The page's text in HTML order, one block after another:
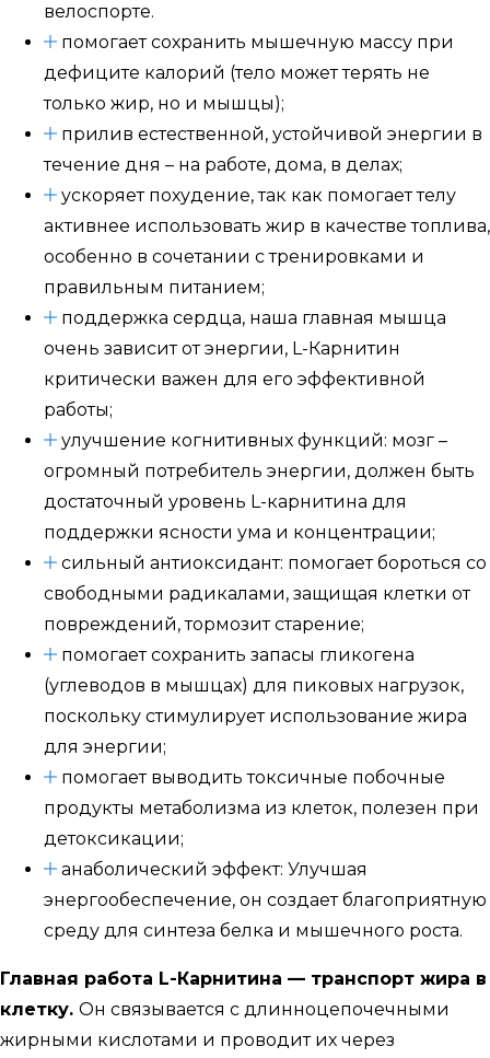
велоспорте.
помогает сохранить мышечную массу при
дефиците калорий (тело может терять не
только жир, но и мышцы);
прилив естественной, устойчивой энергии в
течение дня – на работе, дома, в делах;
ускоряет похудение, так как помогает телу
активнее использовать жир в качестве топлива,
особенно в сочетании с тренировками и
правильным питанием;
поддержка сердца, наша главная мышца
очень зависит от энергии, L-Карнитин
критически важен для его эффективной
работы;
улучшение когнитивных функций: мозг –
огромный потребитель энергии, должен быть
достаточный уровень L-карнитина для
поддержки ясности ума и концентрации;
сильный антиоксидант: помогает бороться со
свободными радикалами, защищая клетки от
повреждений, тормозит старение;
помогает сохранить запасы гликогена
(углеводов в мышцах) для пиковых нагрузок,
поскольку стимулирует использование жира
для энергии;
помогает выводить токсичные побочные
продукты метаболизма из клеток, полезен при
детоксикации;
анаболический эффект: Улучшая
энергообеспечение, он создает благоприятную
среду для синтеза белка и мышечного роста.
Главная работа L-Карнитина — транспорт жира в
клетку. Он связывается с длинноцепочечными
жирными кислотами и проводит их через